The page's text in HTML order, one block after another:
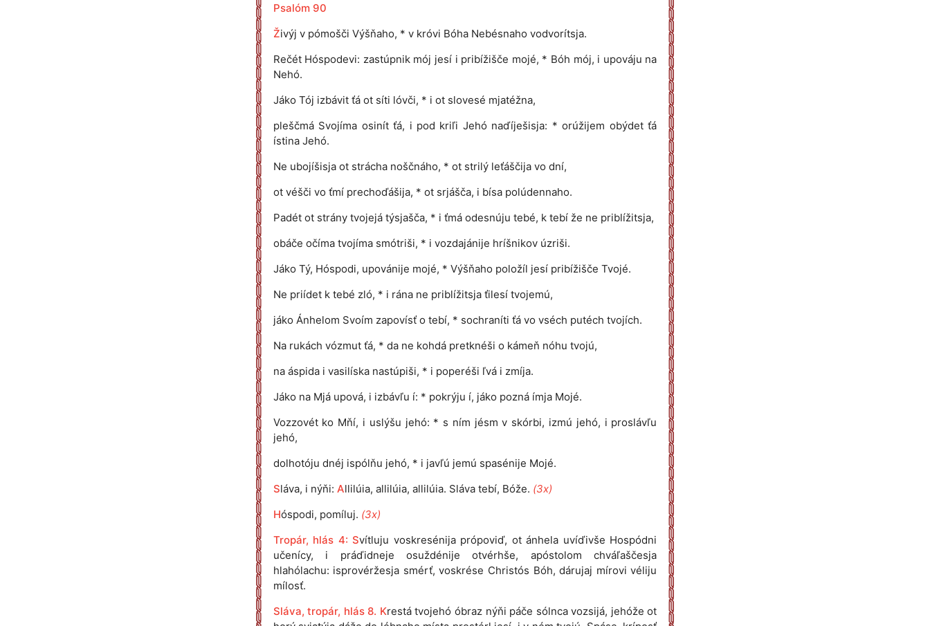
Psalóm 90
Živýj v pómošči Výšňaho, * v króvi Bóha Nebésnaho vodvorítsja.
Rečét Hóspodevi: zastúpnik mój jesí i pribížišče mojé, * Bóh mój, i upováju na
Nehó.
Jáko Tój izbávit ťá ot síti lóvči, * i ot slovesé mjatéžna,
pleščmá Svojíma osinít ťá, i pod kriľi Jehó naďíješisja: * orúžijem obýdet ťá
ístina Jehó.
Ne ubojíšisja ot strácha noščnáho, * ot strilý leťáščija vo dní,
ot véšči vo ťmí prechoďášija, * ot srjášča, i bísa polúdennaho.
Padét ot strány tvojejá týsjašča, * i ťmá odesnúju tebé, k tebí že ne priblížitsja,
obáče očíma tvojíma smótriši, * i vozdajánije hríšnikov úzriši.
Jáko Tý, Hóspodi, upovánije mojé, * Výšňaho položíl jesí pribížišče Tvojé.
Ne priídet k tebé zló, * i rána ne priblížitsja ťilesí tvojemú,
jáko Ánhelom Svoím zapovísť o tebí, * sochraníti ťá vo vséch putéch tvojích.
Na rukách vózmut ťá, * da ne kohdá pretknéši o kámeň nóhu tvojú,
na áspida i vasilíska nastúpiši, * i poperéši ľvá i zmíja.
Jáko na Mjá upová, i izbávľu í: * pokrýju í, jáko pozná ímja Mojé.
Vozzovét ko Mňí, i uslýšu jehó: * s ním jésm v skórbi, izmú jehó, i proslávľu
jehó,
dolhotóju dnéj ispólňu jehó, * i javľú jemú spasénije Mojé.
Sláva, i nýňi: Allilúia, allilúia, allilúia. Sláva tebí, Bóže. (3x)
Hóspodi, pomíluj. (3x)
Tropár, hlás 4: Svítluju voskresénija própoviď, ot ánhela uvíďivše Hospódni
učenícy, i práďidneje osuždénije otvérhše, apóstolom chváľaščesja
hlahólachu: isprovéržesja smérť, voskrése Christós Bóh, dárujaj mírovi véliju
mílosť.
Sláva, tropár, hlás 8. Krestá tvojehó óbraz nýňi páče sólnca vozsijá, jehóže ot